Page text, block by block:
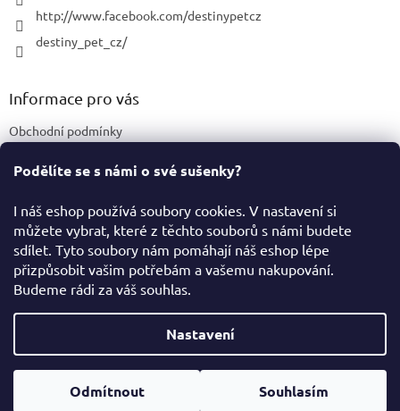
Podělíte se s námi o své sušenky?
I náš eshop používá soubory cookies. V nastavení si
můžete vybrat, které z těchto souborů s námi budete
sdílet. Tyto soubory nám pomáhají náš eshop lépe
přizpůsobit vašim potřebám a vašemu nakupování.
Budeme rádi za váš souhlas.
Nastavení
Odmítnout Souhlasím
http://www.facebook.com/destinypetcz
destiny_pet_cz/
Informace pro vás
Obchodní podmínky
Certifikace a označení produktů
Facebook
Copyright 2026Destiny Pet Shop. Všechna práva vyhrazena.
Upravit nastavení cookies